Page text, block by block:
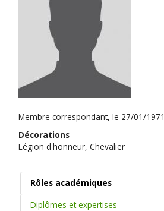
Membre correspondant, le 27/01/1971
Décorations
Légion d'honneur, Chevalier
Rôles académiques
Diplômes et expertises